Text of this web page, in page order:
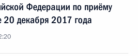
Федерации по приёму
20 декабря 2017 года